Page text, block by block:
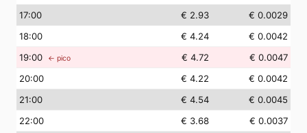
17:00 € 2.93
€ 0.0029
18:00 € 4.24
€ 0.0042
19:00 ← pico € 4.72
€ 0.0047
20:00 € 4.22
€ 0.0042
21:00 € 4.54
€ 0.0045
22:00 € 3.68
€ 0.0037